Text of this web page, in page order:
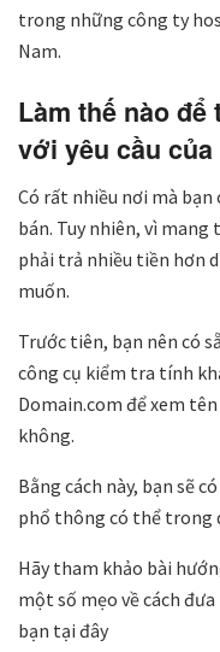
trong những công ty
Nam.
Làm thế nào
với yêu cầu của
Có rất nhiều nơi mà
bán. Tuy nhiên, vì
phải trả nhiều tiền hơn
muốn.
Trước tiên, bạn nên có
công cụ kiểm tra tính
Domain.com để xem
không.
Bằng cách này, bạn sẽ
phổ thông có thể trong
Hãy tham khảo bài
một số mẹo về cách
bạn tại đây